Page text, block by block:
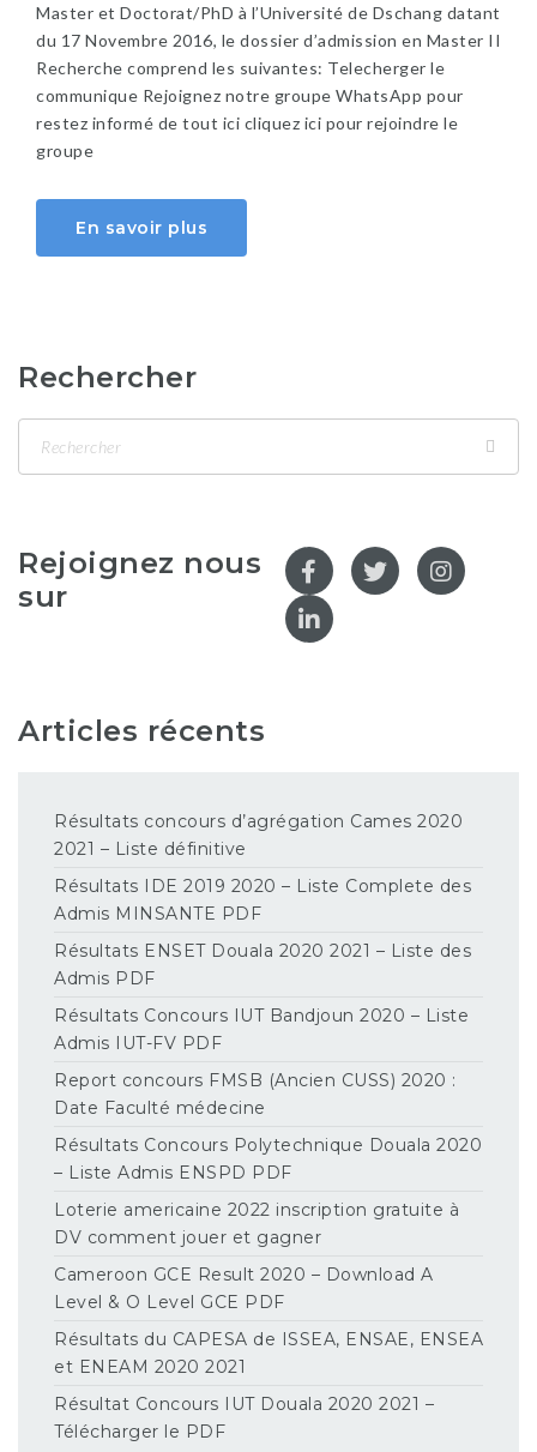
Master et Doctorat/PhD à l’Université de Dschang datant
du 17 Novembre 2016, le dossier d’admission en Master II
Recherche comprend les suivantes: Telecherger le
communique Rejoignez notre groupe WhatsApp pour
restez informé de tout ici cliquez ici pour rejoindre le
groupe
En savoir plus
Rechercher
Rejoignez nous
sur
Articles récents
Résultats concours d’agrégation Cames 2020
2021 – Liste définitive
Résultats IDE 2019 2020 – Liste Complete des
Admis MINSANTE PDF
Résultats ENSET Douala 2020 2021 – Liste des
Admis PDF
Résultats Concours IUT Bandjoun 2020 – Liste
Admis IUT-FV PDF
Report concours FMSB (Ancien CUSS) 2020 :
Date Faculté médecine
Résultats Concours Polytechnique Douala 2020
– Liste Admis ENSPD PDF
Loterie americaine 2022 inscription gratuite à
DV comment jouer et gagner
Cameroon GCE Result 2020 – Download A
Level & O Level GCE PDF
Résultats du CAPESA de ISSEA, ENSAE, ENSEA
et ENEAM 2020 2021
Résultat Concours IUT Douala 2020 2021 –
Télécharger le PDF